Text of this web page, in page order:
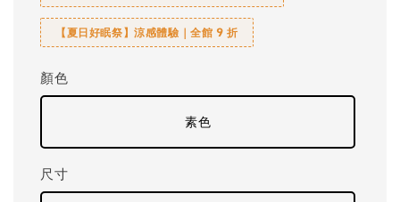
【夏日好眠祭】涼感體驗｜全館 9 折
顏色
素色
尺寸